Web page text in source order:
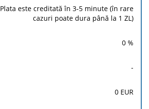
Plata este creditată în 3-5 minute (în rare
cazuri poate dura până la 1 ZL)
0 %
-
0 EUR